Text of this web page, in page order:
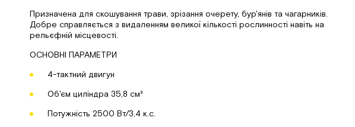
Призначена для скошування трави, зрізання очерету, бур'янів та чагарників.
Добре справляється з видаленням великої кількості рослинності навіть на
рельєфній місцевості.
ОСНОВНІ ПАРАМЕТРИ
4-тактний двигун
Об'єм циліндра 35,8 см³
Потужність 2500 Вт/3,4 к.с.